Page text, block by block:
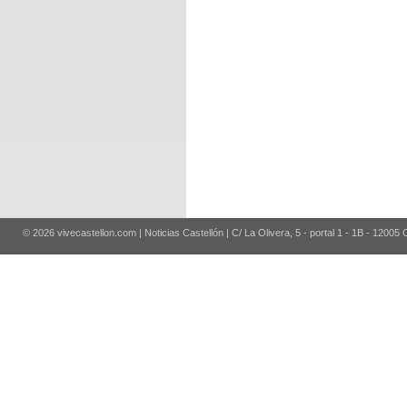
© 2026 vivecastellon.com | Noticias Castellón | C/ La Olivera, 5 - portal 1 - 1B - 12005